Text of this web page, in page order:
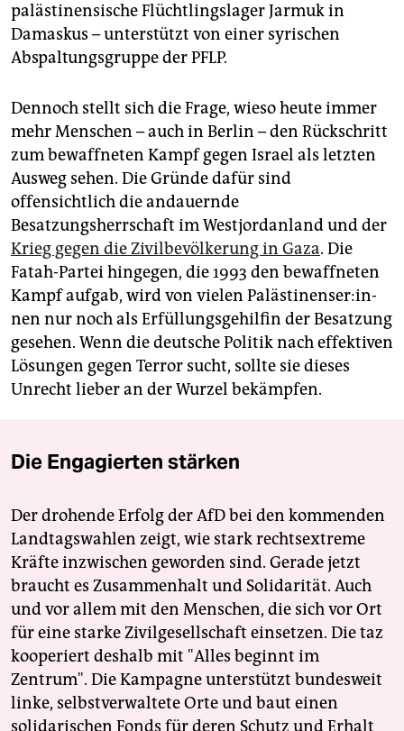
palästinensische Flüchtlingslager Jarmuk in
Damaskus – unterstützt von einer syrischen
Abspaltungsgruppe der PFLP.
Dennoch stellt sich die Frage, wieso heute immer
mehr Menschen – auch in Berlin – den Rückschritt
zum bewaffneten Kampf gegen Israel als letzten
Ausweg sehen. Die Gründe dafür sind
offensichtlich die andauernde
Besatzungsherrschaft im Westjordanland und der
Krieg gegen die Zivilbevölkerung in Gaza. Die
Fatah-Partei hingegen, die 1993 den bewaffneten
Kampf aufgab, wird von vielen Pa­läs­ti­nen­se­r:in­
nen nur noch als Erfüllungsgehilfin der Besatzung
gesehen. Wenn die deutsche Politik nach effektiven
Lösungen gegen Terror sucht, sollte sie dieses
Unrecht lieber an der Wurzel bekämpfen.
Die Engagierten stärken
Der drohende Erfolg der AfD bei den kommenden
Landtagswahlen zeigt, wie stark rechtsextreme
Kräfte inzwischen geworden sind. Gerade jetzt
braucht es Zusammenhalt und Solidarität. Auch
und vor allem mit den Menschen, die sich vor Ort
für eine starke Zivilgesellschaft einsetzen. Die taz
kooperiert deshalb mit "Alles beginnt im
Zentrum". Die Kampagne unterstützt bundesweit
linke, selbstverwaltete Orte und baut einen
solidarischen Fonds für deren Schutz und Erhalt